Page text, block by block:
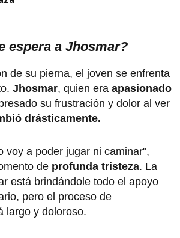
espera a Jhosmar?
de su pierna, el joven se enfrenta
Jhosmar, quien era apasionado
su frustración y dolor al ver
drásticamente.
voy a poder jugar ni caminar",
de profunda tristeza. La
está brindándole todo el apoyo
pero el proceso de
largo y doloroso.